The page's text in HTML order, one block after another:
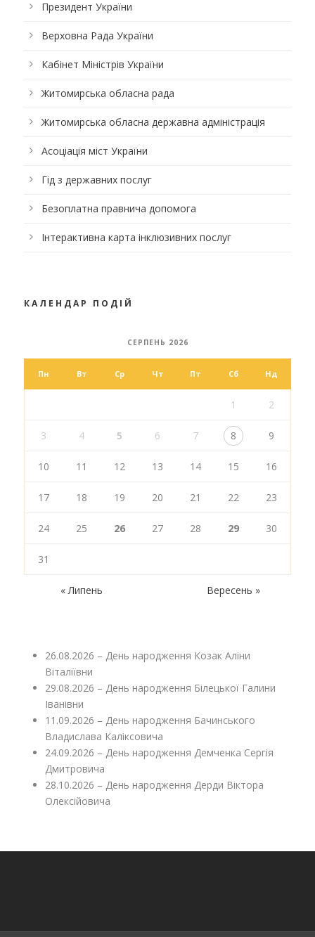
Президент України
Верховна Рада України
Кабінет Міністрів України
Житомирська обласна рада
Житомирська обласна державна адміністрація
Асоціація міст України
Гід з державних послуг
Безоплатна правнича допомога
Інтерактивна карта інклюзивних послуг
КАЛЕНДАР ПОДІЙ
СЕРПЕНЬ 2026
Пн Вт Ср Чт Пт Сб Нд
1 2
3 4 5 6 7 8 9
10 11 12 13 14 15 16
17 18 19 20 21 22 23
24 25 26 27 28 29 30
31
« Липень Вересень »
26.08.2026 – День народження Козак Аліни
Віталіївни
29.08.2026 – День народження Білецької Галини
Іванівни
11.09.2026 – День народження Бачинського
Владислава Каліксовича
24.09.2026 – День народження Демченка Сергія
Дмитровича
28.10.2026 – День народження Дерди Віктора
Олексійовича